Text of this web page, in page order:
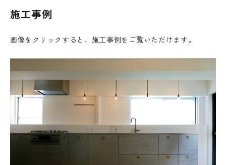
施工事例
画像をクリックすると、施工事例をご覧いただけます。